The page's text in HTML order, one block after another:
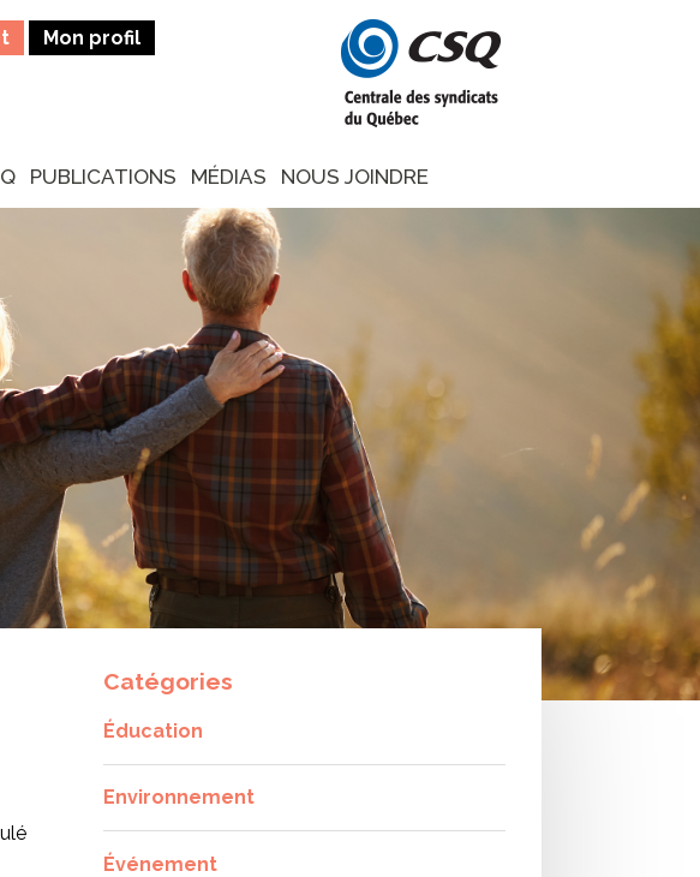
Mon profil
PUBLICATIONS MÉDIAS NOUS JOINDRE
Catégories
Éducation
Environnement
Événement